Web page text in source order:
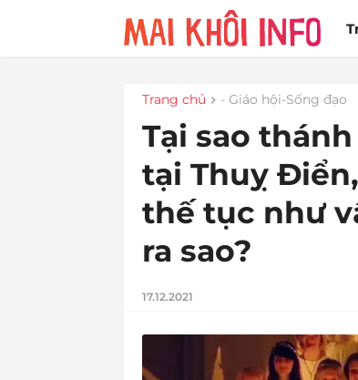
Trang chủ - Giáo hội-Sống đạo
Tại sao
tại Thuỵ
thế tục như
ra sao?
17.12.2021